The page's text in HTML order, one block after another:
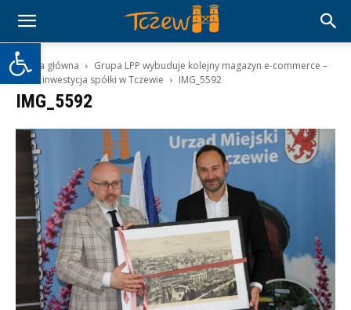
Otwórz pasek narzędzi
Strona główna
Grupa LPP wybuduje kolejny magazyn e-commerce –
rusza inwestycja spółki w Tczewie
IMG_5592
IMG_5592